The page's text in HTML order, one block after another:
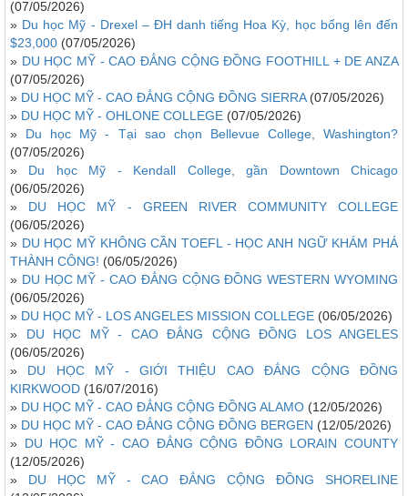
(07/05/2026)
» Du học Mỹ - Drexel – ĐH danh tiếng Hoa Kỳ, học bổng lên đến
$23,000 (07/05/2026)
» DU HỌC MỸ - CAO ĐẲNG CỘNG ĐỒNG FOOTHILL + DE ANZA
(07/05/2026)
» DU HỌC MỸ - CAO ĐẲNG CỘNG ĐỒNG SIERRA (07/05/2026)
» DU HỌC MỸ - OHLONE COLLEGE (07/05/2026)
» Du học Mỹ - Tại sao chọn Bellevue College, Washington?
(07/05/2026)
» Du học Mỹ - Kendall College, gần Downtown Chicago
(06/05/2026)
» DU HỌC MỸ - GREEN RIVER COMMUNITY COLLEGE
(06/05/2026)
» DU HỌC MỸ KHÔNG CẦN TOEFL - HỌC ANH NGỮ KHÁM PHÁ
THÀNH CÔNG! (06/05/2026)
» DU HỌC MỸ - CAO ĐẲNG CỘNG ĐỒNG WESTERN WYOMING
(06/05/2026)
» DU HỌC MỸ - LOS ANGELES MISSION COLLEGE (06/05/2026)
» DU HỌC MỸ - CAO ĐẲNG CỘNG ĐỒNG LOS ANGELES
(06/05/2026)
» DU HỌC MỸ - GIỚI THIỆU CAO ĐẲNG CỘNG ĐỒNG
KIRKWOOD (16/07/2016)
» DU HỌC MỸ - CAO ĐẲNG CỘNG ĐỒNG ALAMO (12/05/2026)
» DU HỌC MỸ - CAO ĐẲNG CỘNG ĐỒNG BERGEN (12/05/2026)
» DU HỌC MỸ - CAO ĐẲNG CỘNG ĐỒNG LORAIN COUNTY
(12/05/2026)
» DU HỌC MỸ - CAO ĐẲNG CỘNG ĐỒNG SHORELINE